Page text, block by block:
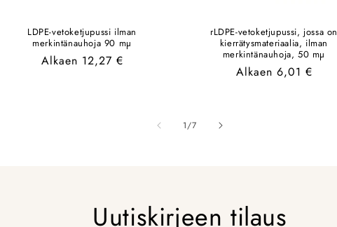
LDPE-vetoketjupussi ilman
merkintänauhoja 90 mµ
Normaalihinta
Alkaen 12,27 €
rLDPE-vetoketjupussi, jossa on
kierrätysmateriaalia, ilman
merkintänauhoja, 50 mµ
Normaalihinta
Alkaen 6,01 €
1//7
Uutiskirjeen tilaus